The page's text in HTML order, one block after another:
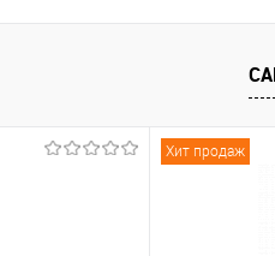
К
Хит продаж